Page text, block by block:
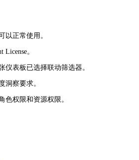
以正常使用。
License。
仪表板已选择联动筛选器。
洞察要求。
色权限和资源权限。